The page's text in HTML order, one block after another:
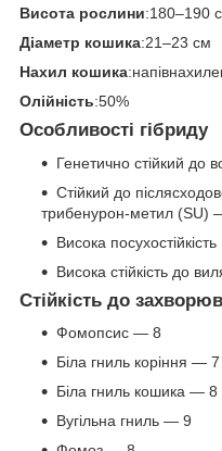
Висота рослини:180–190
Діаметр кошика:21–23 см
Нахил кошика
Олійність:50%
Особливості гібриду
Генетично стійкий до
Стійкий до
трибенурон-метил (SU)
Висока посухостійкість
Висока стійкість до
Стійкість до
Фомопсис — 8
Біла гниль коріння — 7
Біла гниль кошика — 8
Вугільна гниль — 9